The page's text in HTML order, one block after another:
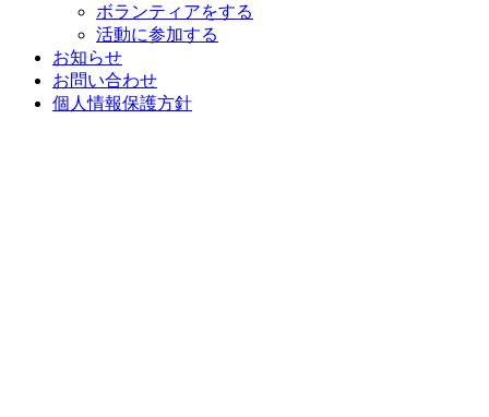
ボランティアをする
活動に参加する
お知らせ
お問い合わせ
個人情報保護方針